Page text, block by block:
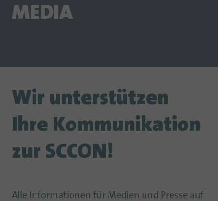
MEDIA
Wir unterstützen
Ihre Kommunikation
zur SCCON!
Alle Informationen für Medien und Presse auf